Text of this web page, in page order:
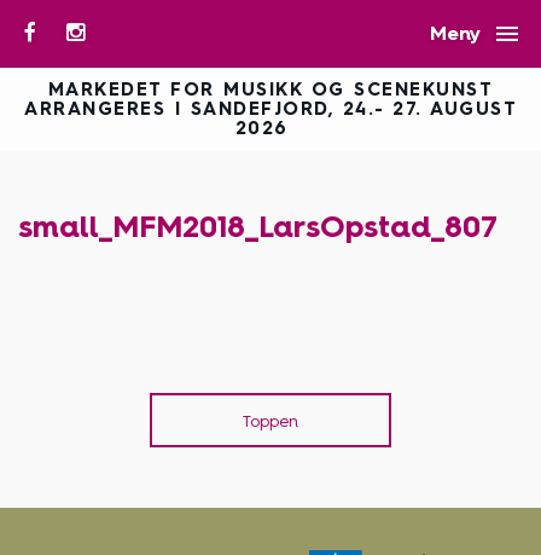
Meny 
MARKEDET FOR MUSIKK OG SCENEKUNST
ARRANGERES I SANDEFJORD, 24.- 27. AUGUST
2026
small_MFM2018_LarsOpstad_807
Toppen